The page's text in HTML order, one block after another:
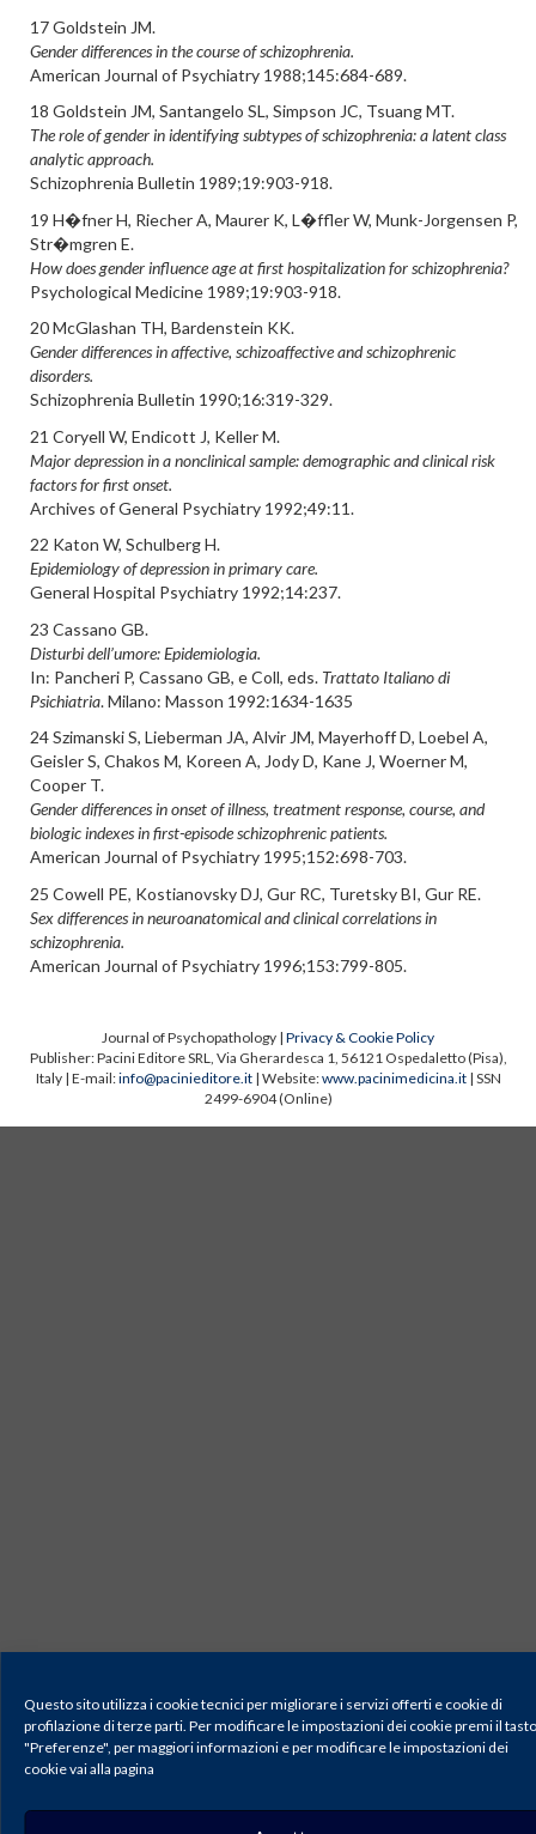
Questo sito utilizza i cookie tecnici per migliorare i servizi offerti e cookie di
profilazione di terze parti. Per modificare le impostazioni dei cookie premi il tasto
"Preferenze", per maggiori informazioni e per modificare le impostazioni dei
cookie vai alla pagina
17 Goldstein JM.
Gender differences in the course of schizophrenia.
American Journal of Psychiatry 1988;145:684-689.
18 Goldstein JM, Santangelo SL, Simpson JC, Tsuang MT.
The role of gender in identifying subtypes of schizophrenia: a latent class
analytic approach.
Schizophrenia Bulletin 1989;19:903-918.
19 H�fner H, Riecher A, Maurer K, L�ffler W, Munk-Jorgensen P,
Str�mgren E.
How does gender influence age at first hospitalization for schizophrenia?
Psychological Medicine 1989;19:903-918.
20 McGlashan TH, Bardenstein KK.
Gender differences in affective, schizoaffective and schizophrenic
disorders.
Schizophrenia Bulletin 1990;16:319-329.
21 Coryell W, Endicott J, Keller M.
Major depression in a nonclinical sample: demographic and clinical risk
factors for first onset.
Archives of General Psychiatry 1992;49:11.
22 Katon W, Schulberg H.
Epidemiology of depression in primary care.
General Hospital Psychiatry 1992;14:237.
23 Cassano GB.
Disturbi dell’umore: Epidemiologia.
In: Pancheri P, Cassano GB, e Coll, eds. Trattato Italiano di
Psichiatria. Milano: Masson 1992:1634-1635
24 Szimanski S, Lieberman JA, Alvir JM, Mayerhoff D, Loebel A,
Geisler S, Chakos M, Koreen A, Jody D, Kane J, Woerner M,
Cooper T.
Gender differences in onset of illness, treatment response, course, and
biologic indexes in first-episode schizophrenic patients.
American Journal of Psychiatry 1995;152:698-703.
25 Cowell PE, Kostianovsky DJ, Gur RC, Turetsky BI, Gur RE.
Sex differences in neuroanatomical and clinical correlations in
schizophrenia.
American Journal of Psychiatry 1996;153:799-805.
Journal of Psychopathology | Privacy & Cookie Policy
Publisher: Pacini Editore SRL, Via Gherardesca 1, 56121 Ospedaletto (Pisa),
Italy | E-mail:info@pacinieditore.it| Website:www.pacinimedicina.it| SSN
2499-6904 (Online)